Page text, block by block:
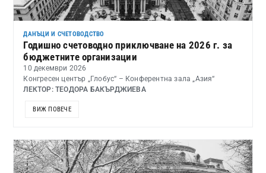
ДАНЪЦИ И СЧЕТОВОДСТВО
Годишно счетоводно приключване на 2026 г. за
бюджетните организации
10 декември 2026
Конгресен център „Глобус“ – Конферентна зала „Азия“
ЛЕКТОР: ТЕОДОРА БАКЪРДЖИЕВА
ВИЖ ПОВЕЧЕ